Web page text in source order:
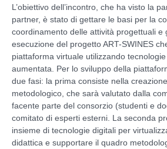
L’obiettivo dell’incontro, che ha visto la
partner, è stato di gettare le basi per la
coordinamento delle attività progettuali e
esecuzione del progetto ART-SWINES
piattaforma virtuale utilizzando
aumentata. Per lo sviluppo della
due fasi: la prima consiste nella
metodologico, che sarà valutato dalla
facente parte del consorzio (studenti e
comitato di esperti esterni. La seconda
insieme di tecnologie digitali per
didattica e supportare il quadro